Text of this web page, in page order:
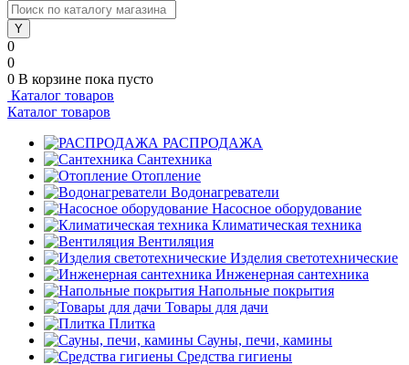
0
0
0 В корзине пока пусто
Каталог товаров
Каталог товаров
РАСПРОДАЖА
Сантехника
Отопление
Водонагреватели
Насосное оборудование
Климатическая техника
Вентиляция
Изделия светотехнические
Инженерная сантехника
Напольные покрытия
Товары для дачи
Плитка
Сауны, печи, камины
Средства гигиены